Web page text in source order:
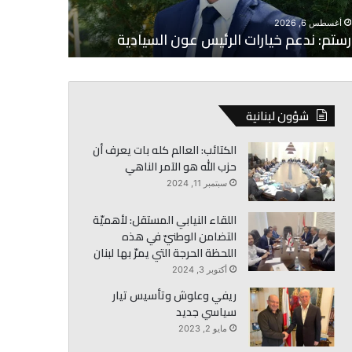
أغسطس 6, 2026
رستم: ندعم خيارات الرئيس عون السيادية
شؤون لبنانية
الكتائب: العالم كله بات يعرف أن
حزب الله هو الآمر الناهي
سبتمبر 11, 2024
اللقاء النيابي المستقل: لأهميّة
التضامن الوطنيّ في هذه
اللحظة الحرجة التي يمرّ بها لبنان
أكتوبر 3, 2024
ريفي وعلوش وتأسيس تيار
سياسي جديد
مايو 2, 2023